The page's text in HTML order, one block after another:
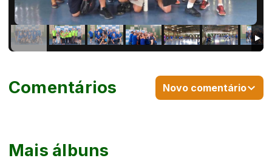
Mais álbuns
Comentários Novo comentário